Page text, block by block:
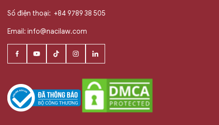
Số điện thoại: +84 9789 38 505
Email: info@nacilaw.com